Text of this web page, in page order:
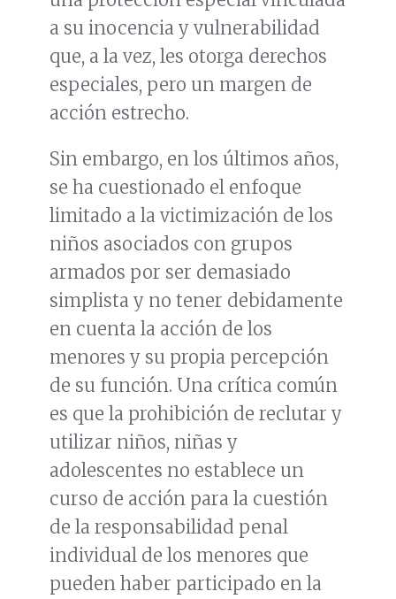
a su inocencia y vulnerabilidad
que, a la vez, les otorga derechos
especiales, pero un margen de
acción estrecho.
Sin embargo, en los últimos años,
se ha cuestionado el enfoque
limitado a la victimización de los
niños asociados con grupos
armados por ser demasiado
simplista y no tener debidamente
en cuenta la acción de los
menores y su propia percepción
de su función. Una crítica común
es que la prohibición de reclutar y
utilizar niños, niñas y
adolescentes no establece un
curso de acción para la cuestión
de la responsabilidad penal
individual de los menores que
pueden haber participado en la